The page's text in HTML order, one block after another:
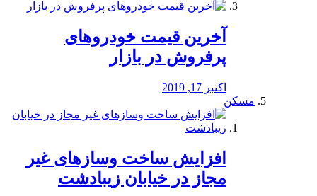
آخرین قیمت خودرو‌های
پرفروش در بازار
اکتبر 17, 2019
مسکن
افزایش ساخت وسازهای غیر
مجاز در خیابان زیبادشت